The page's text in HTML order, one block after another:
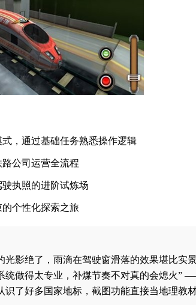
式，通过基础任务熟悉操作逻辑
公司运营全流程
执照的进阶试炼场
个性化探索之旅
光影绝了，雨滴在驾驶窗滑落的效果堪比
统做得太专业，补煤节奏不对真的会熄火”
识了好多国家地标，截图功能直接当地理